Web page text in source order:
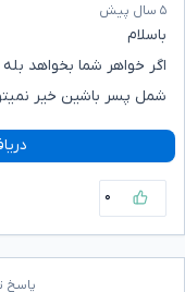
۵ سال پیش
باسلام
اگر خواهر شما بخواهد
شمل پسر باشین خیر
۰
پاسخ